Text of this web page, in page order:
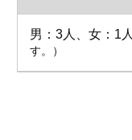
男：3人、女：1人
す。）